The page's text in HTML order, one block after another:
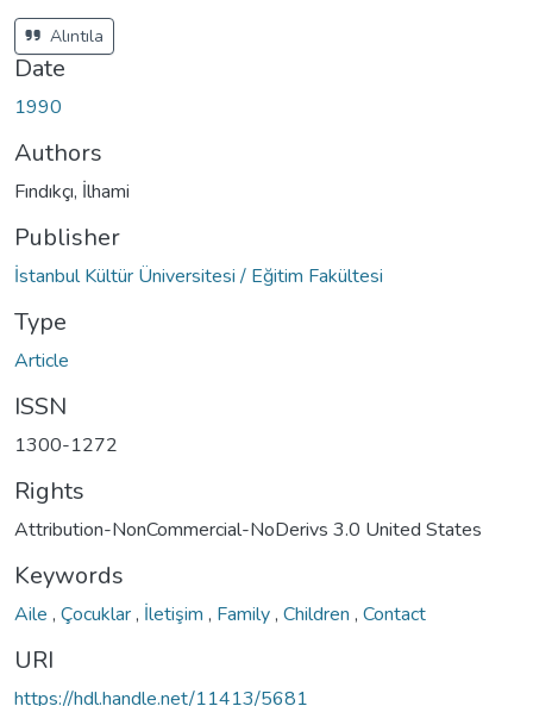
Alıntıla
Date
1990
Authors
Fındıkçı, İlhami
Publisher
İstanbul Kültür Üniversitesi / Eğitim Fakültesi
Type
Article
ISSN
1300-1272
Rights
Attribution-NonCommercial-NoDerivs 3.0 United States
Keywords
Aile , Çocuklar, İletişim , Family, Children , Contact
URI
https://hdl.handle.net/11413/5681